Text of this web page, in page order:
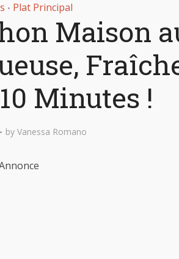
• Plat Principal
Maison
Minutes !
by Vanessa Romano